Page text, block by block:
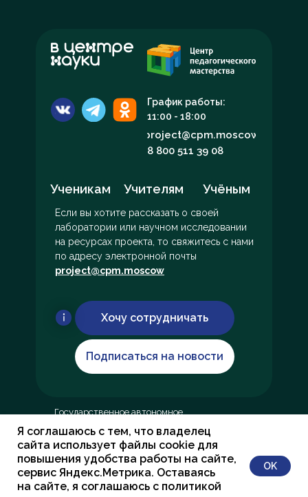
Я соглашаюсь с тем, что владелец
сайта использует файлы cookie для
повышения удобства работы на сайте,
сервис Яндекс.Метрика. Оставаясь
на сайте, я соглашаюсь с политикой
OK
Если вы хотите рассказать о своей
лаборатории или научном исследовании
на ресурсах проекта, то свяжитесь с нами
по адресу электронной почты
project@cpm.moscow
Подписаться на новости
project@cpm.moscow
Ученикам Учителям Учёным
8 800 511 39 08
Хочу сотрудничать
График работы:
11:00 - 18:00
Государственное автономное
дополнительного профессионального
образования города Москвы «Центр
педагогического мастерства»
119270, г Москва, ул Хамовнический Вал, д 6
ИНН 7725618950, ОГРН 1077761137222